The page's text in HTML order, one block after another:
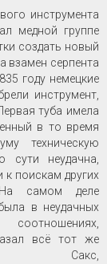
инструмента
медной группе
создать новый
взамен серпента
году немецкие
инструмент,
туба имела
в то время
техническую
сути неудачна,
поискам других
На самом деле
в неудачных
соотношениях,
всё тот же
Сакс,